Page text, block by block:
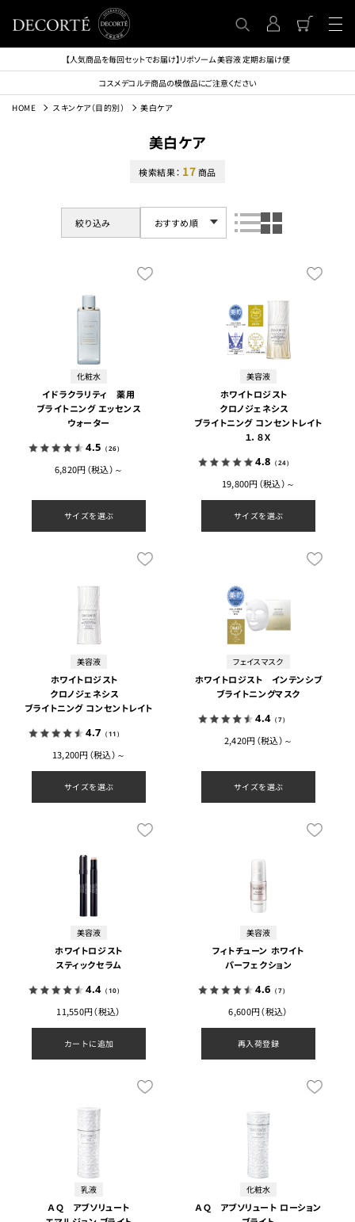
【人気商品を毎回セットでお届け】リポソーム 美容液 定期お届け便
コスメデコルテ商品の模倣品にご注意ください
HOME スキンケア（目的別） 美白ケア
美白ケア
検索結果： 17商品
絞り込み おすすめ順
化粧水
イドラクラリティ 薬用
ブライトニング エッセンス
ウォーター
4.5 （26）
6,820円（税込）～
サイズを選ぶ
美容液
ホワイトロジスト
クロノジェネシス
ブライトニング コンセントレイト
１．８Ｘ
4.8 （24）
19,800円（税込）～
サイズを選ぶ
美容液
ホワイトロジスト
クロノジェネシス
ブライトニング コンセントレイト
4.7 （11）
13,200円（税込）～
サイズを選ぶ
フェイスマスク
ホワイトロジスト インテンシブ
ブライトニングマスク
4.4 （7）
2,420円（税込）～
サイズを選ぶ
美容液
ホワイトロジスト
スティックセラム
4.4 （10）
11,550円（税込）
カートに追加
美容液
フィトチューン ホワイト
パーフェクション
4.6 （7）
6,600円（税込）
再入荷登録
乳液
ＡＱ アブソリュート
化粧水
ＡＱ アブソリュート ローション